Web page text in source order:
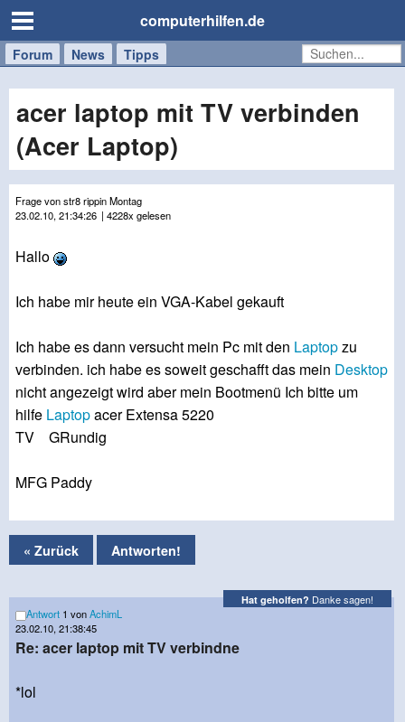
computerhilfen.de
Forum News Tipps
Handy
Tablet
Windows
Mac
acer laptop mit TV verbinden
(Acer Laptop)
Frage von str8 rippin Montag
23.02.10, 21:34:26 | 4228x gelesen
Hallo
Ich habe mir heute ein VGA-Kabel gekauft
Ich habe es dann versucht mein Pc mit den Laptopzu
verbinden. ich habe es soweit geschafft das mein Desktop
nicht angezeigt wird aber mein Bootmenü Ich bitte um
hilfe Laptopacer Extensa 5220
TV GRundig
MFG Paddy
« Zurück Antworten!
Hat geholfen? Danke sagen!
Antwort 1 vonAchimL
23.02.10, 21:38:45
Re: acer laptop mit TV verbindne
*lol